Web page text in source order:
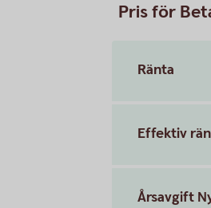
Pris för
Ränta
Effektiv
Årsavgift